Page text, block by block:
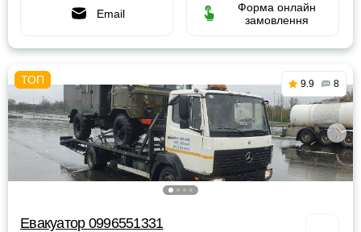
Email
Форма онлайн
замовлення
9.9 8
Евакуатор 0996551331